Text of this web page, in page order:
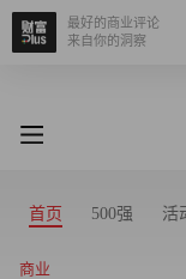
最好的商业评论
来自你的洞察
首页 500强 活
商业